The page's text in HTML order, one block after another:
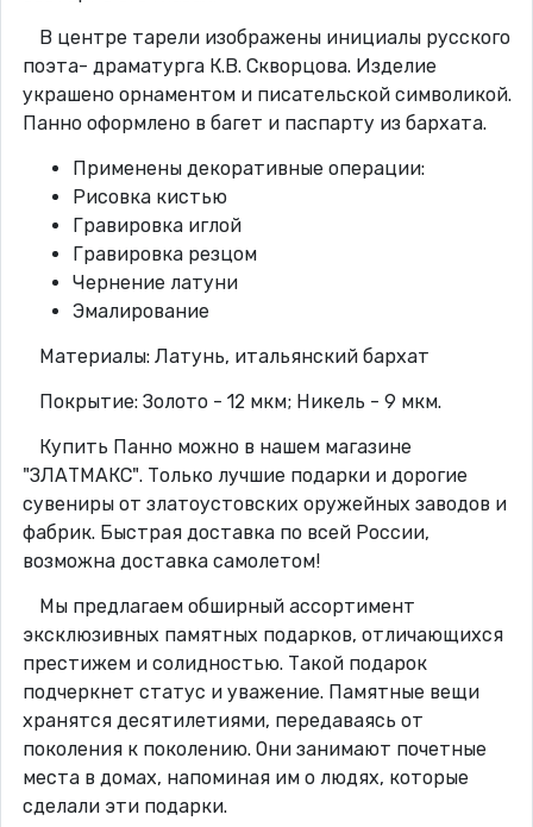
В центре тарели изображены инициалы русского
поэта- драматурга К.В. Скворцова. Изделие
украшено орнаментом и писательской символикой.
Панно оформлено в багет и паспарту из бархата.
Применены декоративные операции:
Рисовка кистью
Гравировка иглой
Гравировка резцом
Чернение латуни
Эмалирование
Материалы: Латунь, итальянский бархат
Покрытие: Золото - 12 мкм; Никель - 9 мкм.
Купить Панно можно в нашем магазине
"ЗЛАТМАКС". Только лучшие подарки и дорогие
сувениры от златоустовских оружейных заводов и
фабрик. Быстрая доставка по всей России,
возможна доставка самолетом!
Мы предлагаем обширный ассортимент
эксклюзивных памятных подарков, отличающихся
престижем и солидностью. Такой подарок
подчеркнет статус и уважение. Памятные вещи
хранятся десятилетиями, передаваясь от
поколения к поколению. Они занимают почетные
места в домах, напоминая им о людях, которые
сделали эти подарки.